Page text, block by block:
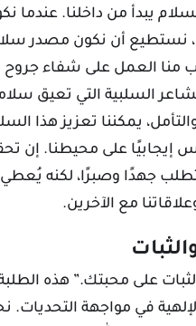
يبدأ من داخلنا. عندما
نستطيع أن نكون مصدر
منا العمل على شفاء جروح
السلبية التي تعيق
يمكننا تعزيز هذا
إيجابيًا على محيطنا. إن
جهدًا وصبرًا، لكنه يُعطي
مع الآخرين.
على محبتك.” هذه
في مواجهة التحديات.